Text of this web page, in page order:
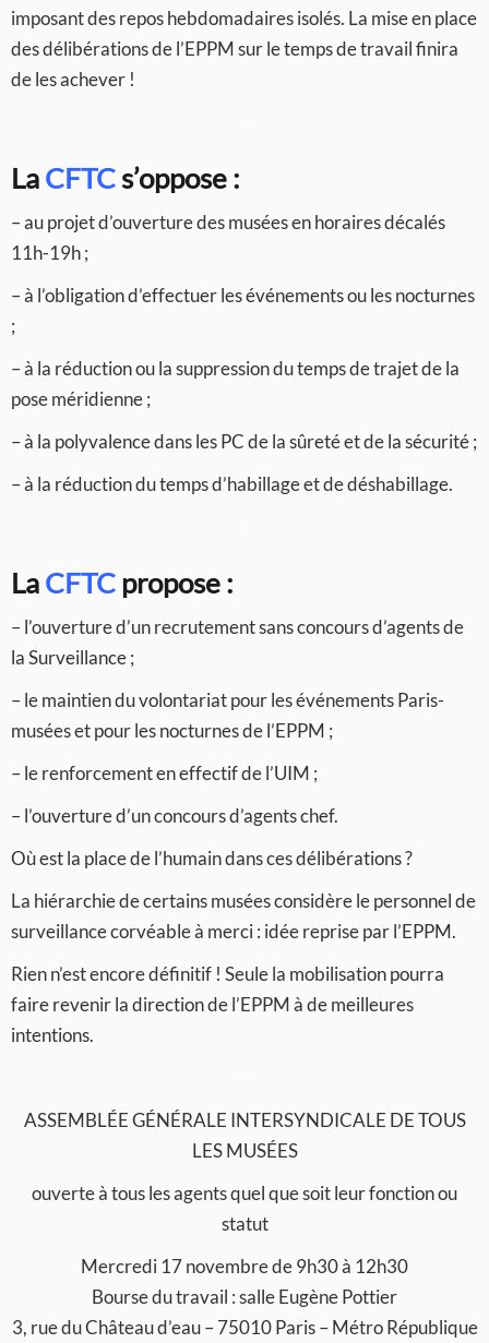
imposant des repos hebdomadaires isolés. La mise en place
des délibérations de l’EPPM sur le temps de travail finira
de les achever !
La CFTCs’oppose :
– au projet d’ouverture des musées en horaires décalés
11h-19h ;
– à l’obligation d’effectuer les événements ou les nocturnes
;
– à la réduction ou la suppression du temps de trajet de la
pose méridienne ;
– à la polyvalence dans les PC de la sûreté et de la sécurité ;
– à la réduction du temps d’habillage et de déshabillage.
La CFTC propose :
– l’ouverture d’un recrutement sans concours d’agents de
la Surveillance ;
– le maintien du volontariat pour les événements Paris-
musées et pour les nocturnes de l’EPPM ;
– le renforcement en effectif de l’UIM ;
– l’ouverture d’un concours d’agents chef.
Où est la place de l’humain dans ces délibérations ?
La hiérarchie de certains musées considère le personnel de
surveillance corvéable à merci : idée reprise par l’EPPM.
Rien n’est encore définitif ! Seule la mobilisation pourra
faire revenir la direction de l’EPPM à de meilleures
intentions.
ASSEMBLÉE GÉNÉRALE INTERSYNDICALE DE TOUS
LES MUSÉES
ouverte à tous les agents quel que soit leur fonction ou
statut
Mercredi 17 novembre de 9h30 à 12h30
Bourse du travail : salle Eugène Pottier
3, rue du Château d’eau – 75010 Paris – Métro République